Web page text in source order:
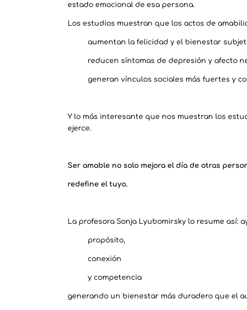
estado emocional de esa persona.
Los estudios muestran que los actos de
aumentan la felicidad y el bienestar
reducen síntomas de depresión y afecto
generan vínculos sociales más fuertes y
Y lo más interesante que nos muestran los
ejerce.
Ser amable no solo mejora el día de otras
redefine el tuyo.
La profesora Sonja Lyubomirsky lo resume así:
propósito,
conexión
y competencia
generando un bienestar más duradero que el